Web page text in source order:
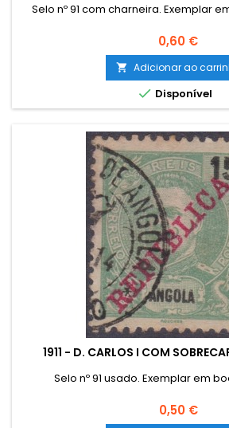
Selo nº 91 com charneira. Exemplar
Preço
0,60 €
 Adicionar ao
 Disponível
1911 - D. CARLOS I COM
Selo nº 91 usado. Exemplar em
Preço
0,50 €